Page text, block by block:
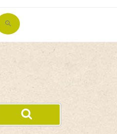
Search
for: